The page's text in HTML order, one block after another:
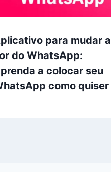
para mudar a
do WhatsApp:
a colocar seu
como quiser